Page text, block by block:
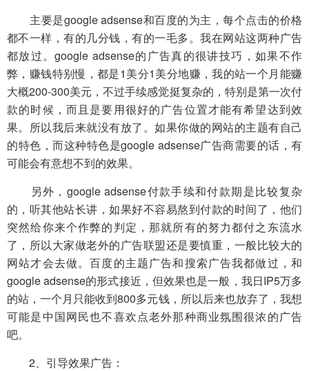
主要是google adsense和百度的为主，每个点击的价格
都不一样，有的几分钱，有的一毛多。我在网站这两种广告
都放过。google adsense的广告真的很讲技巧，如果不作
弊，赚钱特别慢，都是1美分1美分地赚，我的站一个月能赚
大概200-300美元，不过手续感觉挺复杂的，特别是第一次付
款的时候，而且是要用很好的广告位置才能有希望达到效
果。所以我后来就没有放了。如果你做的网站的主题有自己
的特色，而这种特色是google adsense广告商需要的话，有
可能会有意想不到的效果。
另外，google adsense付款手续和付款期是比较复杂
的，听其他站长讲，如果好不容易熬到付款的时间了，他们
突然给你来个作弊的判定，那就所有的努力都付之东流水
了，所以大家做老外的广告联盟还是要慎重，一般比较大的
网站才会去做。百度的主题广告和搜索广告我都做过，和
google adsense的形式接近，但效果也是一般，我日IP5万多
的站，一个月只能收到800多元钱，所以后来也放弃了，我想
可能是中国网民也不喜欢点老外那种商业氛围很浓的广告
吧。
2、引导效果广告：